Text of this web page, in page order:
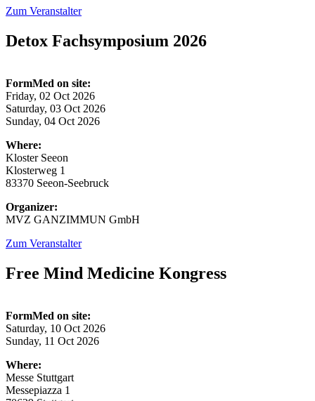
Zum Veranstalter
Detox Fachsymposium 2026
FormMed on site:
Friday, 02 Oct 2026
Saturday, 03 Oct 2026
Sunday, 04 Oct 2026
Where:
Kloster Seeon
Klosterweg 1
83370 Seeon-Seebruck
Organizer:
MVZ GANZIMMUN GmbH
Zum Veranstalter
Free Mind Medicine Kongress
FormMed on site:
Saturday, 10 Oct 2026
Sunday, 11 Oct 2026
Where:
Messe Stuttgart
Messepiazza 1